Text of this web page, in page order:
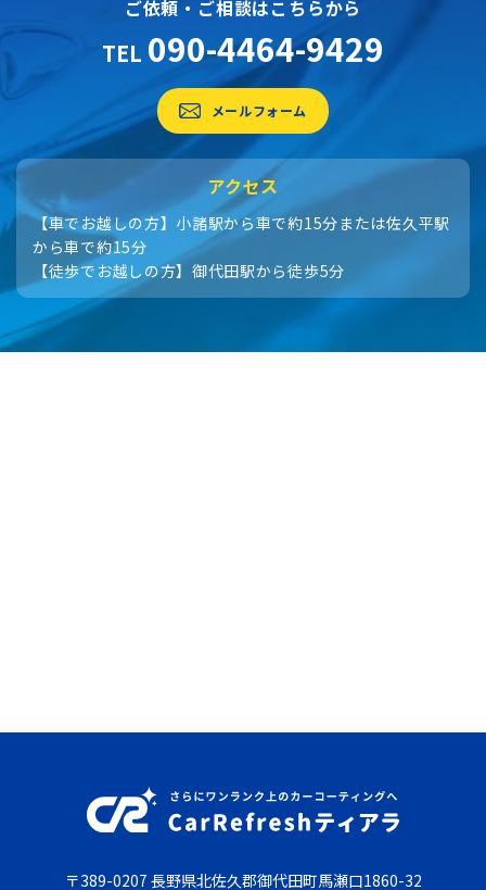
ご依頼・ご相談はこちらから
TEL 090-4464-9429
メールフォーム
アクセス
【車でお越しの方】小諸駅から車で約15分または佐久平駅
から車で約15分
【徒歩でお越しの方】御代田駅から徒歩5分
〒389-0207 長野県北佐久郡御代田町馬瀬口1860-32